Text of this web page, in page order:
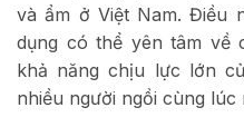
và ẩm ở Việt Nam. Điều
dụng có thể yên tâm về
khả năng chịu lực lớn
nhiều người ngồi cùng lúc